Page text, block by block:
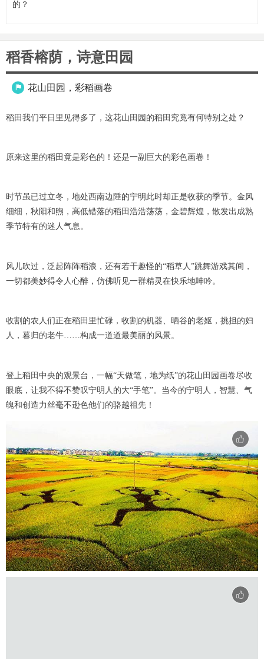
的？
稻香榕荫，诗意田园
 花山田园，彩稻画卷
稻田我们平日里见得多了，这花山田园的稻田究竟有何特别之处？
原来这里的稻田竟是彩色的！还是一副巨大的彩色画卷！
时节虽已过立冬，地处西南边陲的宁明此时却正是收获的季节。金风
细细，秋阳和煦，高低错落的稻田浩浩荡荡，金碧辉煌，散发出成熟
季节特有的迷人气息。
风儿吹过，泛起阵阵稻浪，还有若干趣怪的“稻草人”跳舞游戏其间，
一切都美妙得令人心醉，仿佛听见一群精灵在快乐地呻吟。
收割的农人们正在稻田里忙碌，收割的机器、晒谷的老妪，挑担的妇
人，暮归的老牛……构成一道道最美丽的风景。
登上稻田中央的观景台，一幅“天做笔，地为纸”的花山田园画卷尽收
眼底，让我不得不赞叹宁明人的大“手笔”。当今的宁明人，智慧、气
魄和创造力丝毫不逊色他们的骆越祖先！